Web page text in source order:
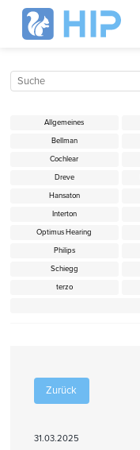
Zurück
31.03.2025
Allgemeines
Bellman
Cochlear
Dreve
Hansaton
Interton
Optimus Hearing
Philips
Schiegg
terzo